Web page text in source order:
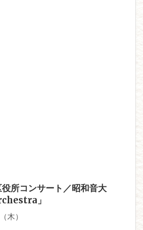
所コンサート／昭和音大
」
木）